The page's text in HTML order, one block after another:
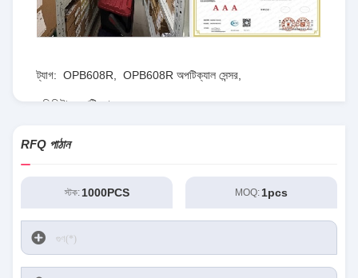
ট্যাগ: OPB608R, OPB608R অপটিক্যাল সেন্সর,
ডিজিটাল অপটিক্যাল সেন্সর
RFQ পাঠান
স্টক:1000PCS MOQ:1pcs